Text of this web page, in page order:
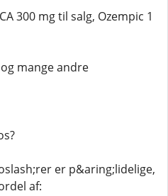
300 mg til salg, Ozempic 1
mange andre
er p&aring;lidelige,
af: